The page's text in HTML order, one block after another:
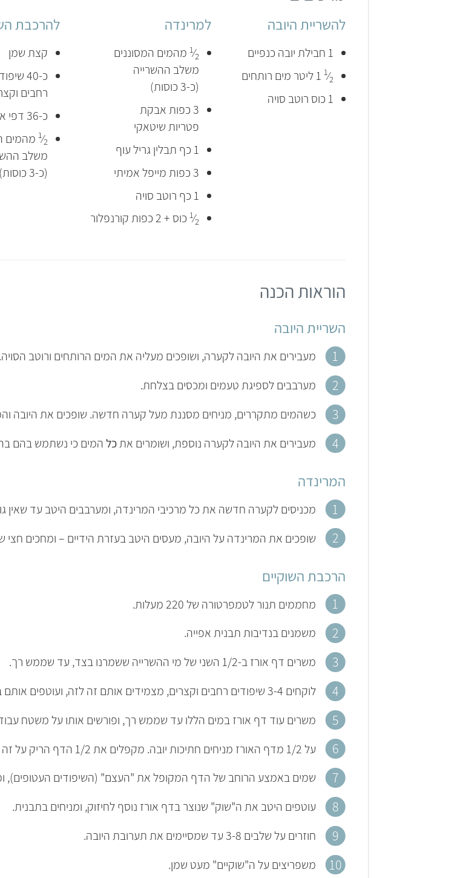
להשריית היובה
1 חבילת יובה כנפיים
1⁄2
1 כוס רוטב סויה
למרינדה
1⁄2
מהמים המסוננים
משלב ההשרייה
(כ-3 כוסות)
3 כפות אבקת
פטריות שיטאקי
1 כף תבלין גריל עוף
3 כפות מייפל אמיתי
1 כף רוטב סויה
1⁄2 כוס + 2 כפות קורנפלור
להרכבת
קצת שמן
כ-40 שיפודים
רחבים
כ-36 דפי אורז
1⁄2
מהמים
משלב
(כ-3 כוסות)
הוראות הכנה
השריית היובה
מעבירים את היובה לקערה, ושופכים מעליה את המים הרותחים ורוטב הסויה.
מערבבים לספיגת טעמים ומכסים בצלחת.
כשהמים מתקררים, מניחים מסננת מעל קערה חדשה. שופכים את היובה
מעבירים את היובה לקערה נוספת, ושומרים אתכלהמים כי נשתמש בהם
המרינדה
מכניסים לקערה חדשה את כל מרכיבי המרינדה, ומערבבים היטב עד שאין
שופכים את המרינדה על היובה, מעסים היטב בעזרת הידיים – ומחכים חצי
הרכבת השוקיים
מחממים תנור לטמפרטורה של 220 מעלות.
משמנים בנדיבות תבנית אפייה.
משרים דף אורז ב-1/2 השני של מי ההשרייה ששמרנו בצד, עד שממש רך.
לוקחים 3-4 שיפודים רחבים וקצרים, מצמידים אותם זה לזה, ועוטפים אותם באופן מהודק עם דף האורז הרטוב.
משרים עוד דף אורז במים הללו עד שממש רך, ופורשים אותו על משטח
על 1/2 מדף האורז מניחים חתיכות יובה. מקפלים את 1/2 הדף הריק על זה המלא – ומהדקים טוב-טוב (החל מדקה 05:20 בסרטון).
שמים באמצע הרוחב של הדף המקופל את "העצם" (השיפודים העטופים),
עוטפים היטב את ה"שוק" שנוצר בדף אורז נוסף לחיזוק, ומניחים בתבנית.
חוזרים על שלבים 3-8 עד שמסיימים את תערובת היובה.
משפריצים על ה"שוקיים" מעט שמן.